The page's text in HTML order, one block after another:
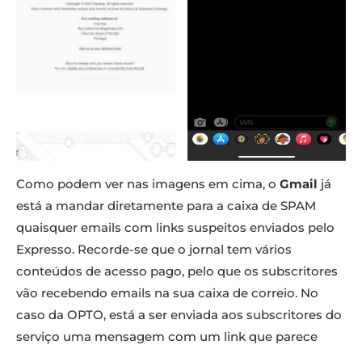
Como podem ver nas imagens em cima, o Gmail já
está a mandar diretamente para a caixa de SPAM
quaisquer emails com links suspeitos enviados pelo
Expresso. Recorde-se que o jornal tem vários
conteúdos de acesso pago, pelo que os subscritores
vão recebendo emails na sua caixa de correio. No
caso da OPTO, está a ser enviada aos subscritores do
serviço uma mensagem com um link que parece